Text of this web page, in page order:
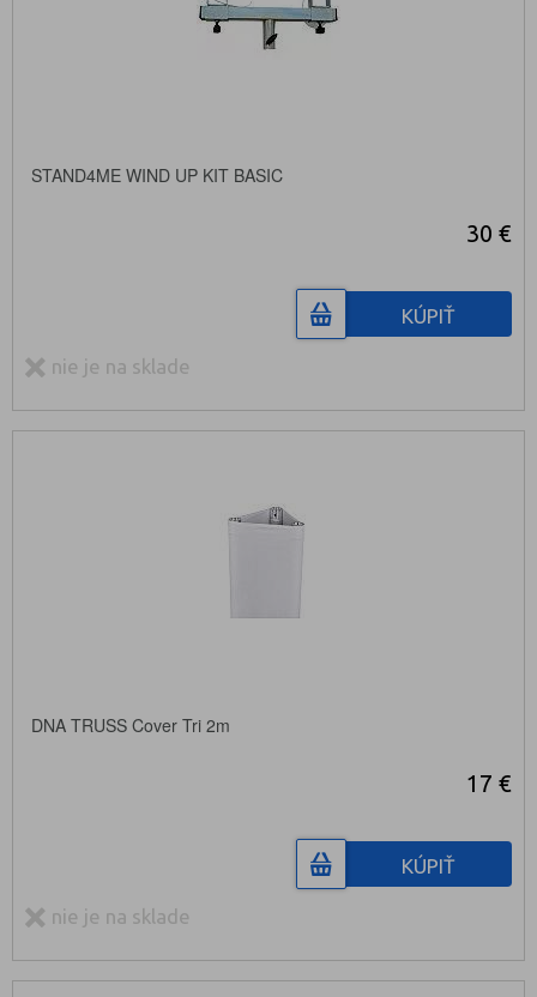
STAND4ME WIND UP KIT BASIC
30 €
KÚPIŤ
nie je na sklade
DNA TRUSS Cover Tri 2m
17 €
KÚPIŤ
nie je na sklade